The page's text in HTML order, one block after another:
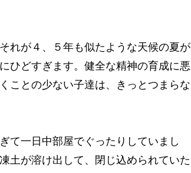
れが４、５年も似たような天候の夏が
ひどすぎます。健全な精神の育成に悪
ことの少ない子達は、きっとつまらな
て一日中部屋でぐったりしていまし
土が溶け出して、閉じ込められていた